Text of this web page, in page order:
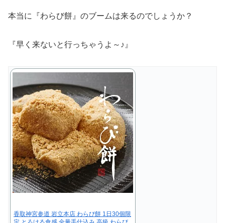
本当に『わらび餅』のブームは来るのでしょうか？
『早く来ないと行っちゃうよ～♪』
香取神宮参道 岩立本店 わらび餅 1日30個限